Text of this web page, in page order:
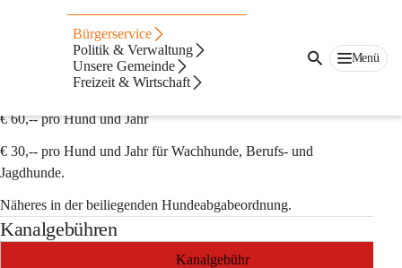
Bürgerservice
Politik & Verwaltung
Unsere Gemeinde
Freizeit & Wirtschaft
Menü
Gebühren
€ 60,-- pro Hund und Jahr
€ 30,-- pro Hund und Jahr für Wachhunde, Berufs- und
Jagdhunde.
Näheres in der beiliegenden Hundeabgabeordnung.
Kanalgebühren
Kanalgebühr